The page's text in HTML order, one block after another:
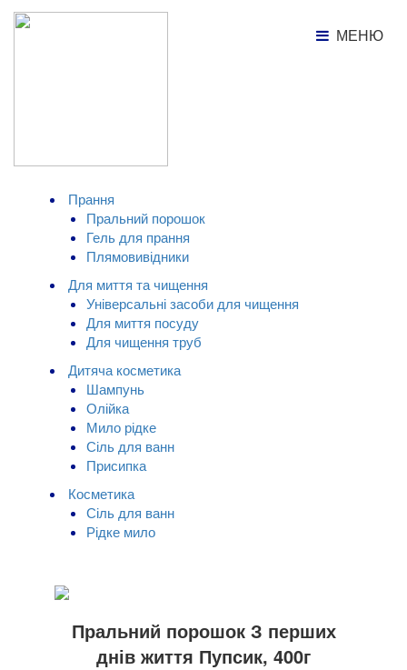
МЕНЮ
МЕНЮ
КАТАЛОГ ТОВАРІВ
Прання
Пральний порошок
Гель для прання
Плямовивідники
Для миття та чищення
Універсальні засоби для чищення
Для миття посуду
Для чищення труб
Дитяча косметика
Шампунь
Олійка
Мило рідке
Сіль для ванн
Присипка
Косметика
Сіль для ванн
Рідке мило
Пральний порошок З перших
днів життя Пупсик, 400г